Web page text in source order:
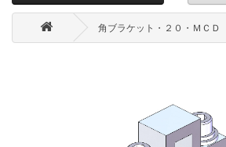
角ブラケット・２０・ＭＣＤ